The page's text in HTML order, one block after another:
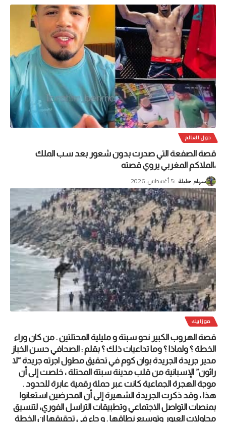
حول العالم
قصة الصفعة التي صدرت بدون شعور بعد سب الملك
،الملاكم المغربي يروي قصته
سهام حليلة 5 أغسطس، 2026
موزاييك
قصة الهروب الكبير نحو سبتة و مليلية المحتلتين . من كان وراء
الخطة ؟ ولماذا ؟ وما تداعيات ذلك ؟ بقلم : الصحافي حسن الخباز
مدير جريدة الجريدة بوان كوم في تحقيق مطول اجرته جريدة “لا
راثون” الإسبانية من قلب مدينة سبتة المحتلة ، خلصت إلى أن
موجة الهجرة الجماعية كانت عبر حملة رقمية عابرة للحدود .
هذا ، وقد ذكرت الجريدة الشهيرة إلى أن المحرضين استعانوا
بمنصات التواصل الاجتماعي وتطبيقات التراسل الفوري، لتنسيق
محاولات العبور وتوسيع نطاقها . و جاء في تحقيقها ان الخطة